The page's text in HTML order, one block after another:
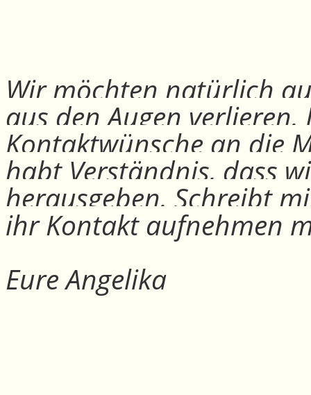
Wir möchten natürlich
aus den Augen
Kontaktwünsche an die
habt Verständnis, dass
herausgeben. Schreibt
ihr Kontakt aufnehmen
Eure Angelika